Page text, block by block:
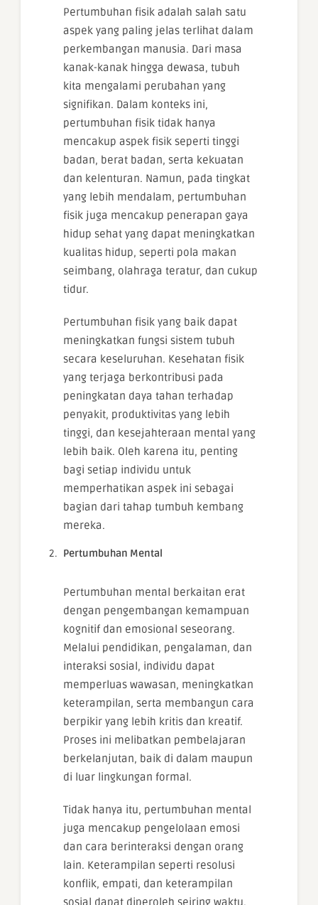
Pertumbuhan fisik adalah salah satu
aspek yang paling jelas terlihat dalam
perkembangan manusia. Dari masa
kanak-kanak hingga dewasa, tubuh
kita mengalami perubahan yang
signifikan. Dalam konteks ini,
pertumbuhan fisik tidak hanya
mencakup aspek fisik seperti tinggi
badan, berat badan, serta kekuatan
dan kelenturan. Namun, pada tingkat
yang lebih mendalam, pertumbuhan
fisik juga mencakup penerapan gaya
hidup sehat yang dapat meningkatkan
kualitas hidup, seperti pola makan
seimbang, olahraga teratur, dan cukup
tidur.
Pertumbuhan fisik yang baik dapat
meningkatkan fungsi sistem tubuh
secara keseluruhan. Kesehatan fisik
yang terjaga berkontribusi pada
peningkatan daya tahan terhadap
penyakit, produktivitas yang lebih
tinggi, dan kesejahteraan mental yang
lebih baik. Oleh karena itu, penting
bagi setiap individu untuk
memperhatikan aspek ini sebagai
bagian dari tahap tumbuh kembang
mereka.
Pertumbuhan Mental
Pertumbuhan mental berkaitan erat
dengan pengembangan kemampuan
kognitif dan emosional seseorang.
Melalui pendidikan, pengalaman, dan
interaksi sosial, individu dapat
memperluas wawasan, meningkatkan
keterampilan, serta membangun cara
berpikir yang lebih kritis dan kreatif.
Proses ini melibatkan pembelajaran
berkelanjutan, baik di dalam maupun
di luar lingkungan formal.
Tidak hanya itu, pertumbuhan mental
juga mencakup pengelolaan emosi
dan cara berinteraksi dengan orang
lain. Keterampilan seperti resolusi
konflik, empati, dan keterampilan
sosial dapat diperoleh seiring waktu.